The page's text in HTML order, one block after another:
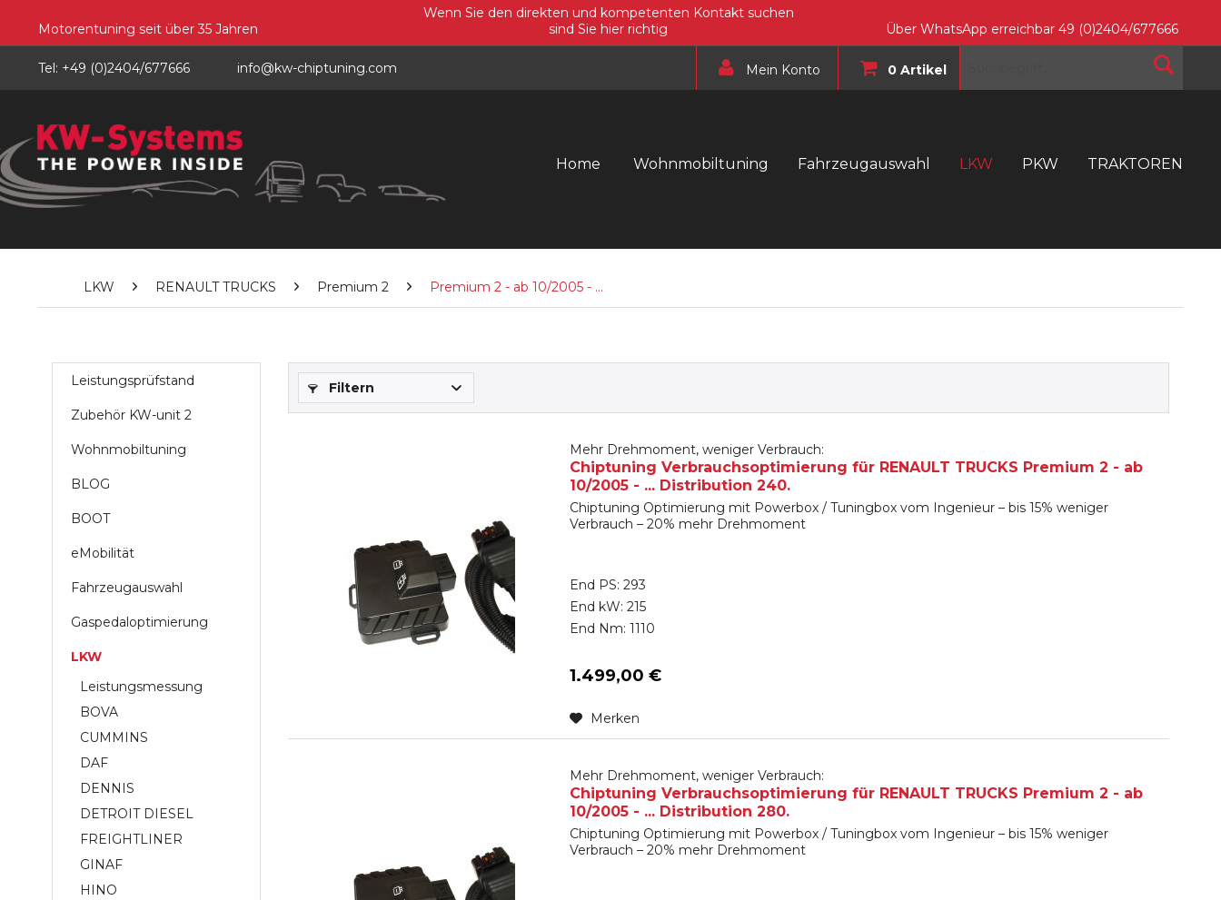
Motorentuning seit über 35 Jahren
Wenn Sie den direkten und kompetenten Kontakt suchen
sind Sie hier richtig
Über WhatsApp erreichbar 49 (0)2404/677666
Tel: +49 (0)2404/677666 info@kw-chiptuning.com Mein Konto 0 Artikel
Home Wohnmobiltuning Fahrzeugauswahl LKW PKW TRAKTOREN
LKW RENAULT TRUCKS Premium 2 Premium 2 - ab 10/2005 - ...
Leistungsprüfstand
Zubehör KW-unit 2
Wohnmobiltuning
BLOG
BOOT
eMobilität
Fahrzeugauswahl
Gaspedaloptimierung
LKW
Leistungsmessung
BOVA
CUMMINS
DAF
DENNIS
DETROIT DIESEL
FREIGHTLINER
GINAF
HINO
Filtern
Mehr Drehmoment, weniger Verbrauch:
Chiptuning Verbrauchsoptimierung für RENAULT TRUCKS Premium 2 - ab
10/2005 - ... Distribution 240.
Chiptuning Optimierung mit Powerbox / Tuningbox vom Ingenieur – bis 15% weniger
Verbrauch – 20% mehr Drehmoment
End PS: 293
End kW: 215
End Nm: 1110
1.499,00 €
Merken
Mehr Drehmoment, weniger Verbrauch:
Chiptuning Verbrauchsoptimierung für RENAULT TRUCKS Premium 2 - ab
10/2005 - ... Distribution 280.
Chiptuning Optimierung mit Powerbox / Tuningbox vom Ingenieur – bis 15% weniger
Verbrauch – 20% mehr Drehmoment